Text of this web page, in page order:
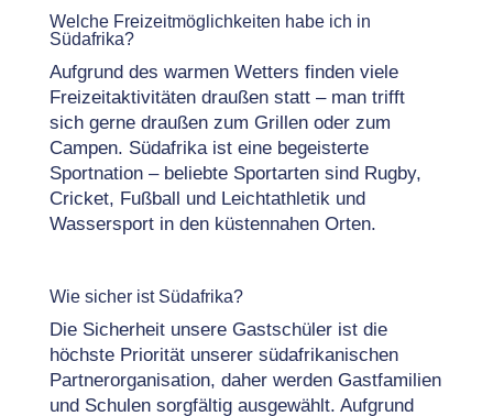
Welche Freizeitmöglichkeiten habe ich in
Südafrika?
Aufgrund des warmen Wetters finden viele
Freizeitaktivitäten draußen statt – man trifft
sich gerne draußen zum Grillen oder zum
Campen. Südafrika ist eine begeisterte
Sportnation – beliebte Sportarten sind Rugby,
Cricket, Fußball und Leichtathletik und
Wassersport in den küstennahen Orten.
Wie sicher ist Südafrika?
Die Sicherheit unsere Gastschüler ist die
höchste Priorität unserer südafrikanischen
Partnerorganisation, daher werden Gastfamilien
und Schulen sorgfältig ausgewählt. Aufgrund